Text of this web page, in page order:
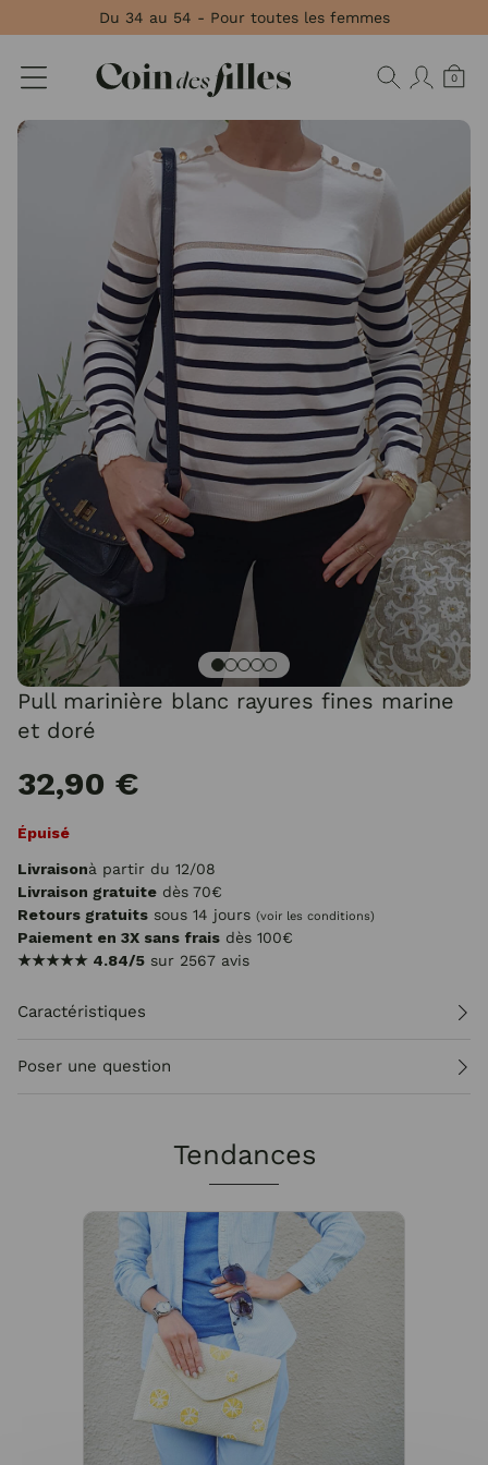
Du 34 au 54 - Pour toutes les femmes
0
Pull marinière blanc rayures fines marine
et doré
32,90 €
Épuisé
Livraisonà partir du 12/08
Livraison gratuite dès 70€
Retours gratuits sous 14 jours (voir les conditions)
Paiement en 3X sans frais dès 100€
★★★★★ 4.84/5 sur 2567 avis
Caractéristiques
Poser une question
Tendances
Panneau de gestion des cookies